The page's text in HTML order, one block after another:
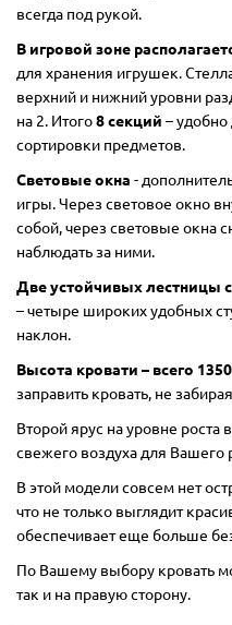
всегда под рукой.
В игровой зоне
для хранения игрушек.
верхний и нижний уровни
на 2. Итого8 секций –
сортировки предметов.
Световые окна -
игры. Через световое окно
собой, через световые окна
наблюдать за ними.
Две устойчивых лестницы
– четыре широких удобных
наклон.
Высота кровати – всего
заправить кровать, не
Второй ярус на уровне роста
свежего воздуха для Вашего
В этой модели совсем нет
что не только выглядит
обеспечивает еще больше
По Вашему выбору кровать
так и на правую сторону.